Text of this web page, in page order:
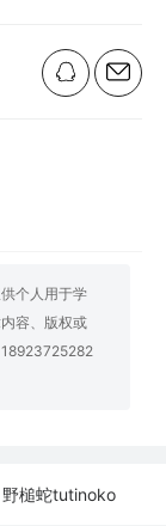
个人用于学
容、版权或
野槌蛇tutinoko